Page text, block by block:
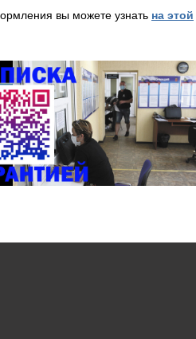
вы можете узнать на этой